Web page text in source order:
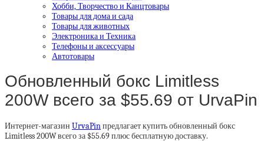
Хобби, Творчество и Канцтовары
Товары для дома и сада
Товары для животных
Электроника и Техника
Телефоны и аксессуары
Автотовары
Обновленный бокс Limitless
200W всего за $55.69 от UrvaPin
Интернет-магазин UrvaPinпредлагает купить обновленный бокс
Limitless 200W всего за $55.69 плюс бесплатную доставку.